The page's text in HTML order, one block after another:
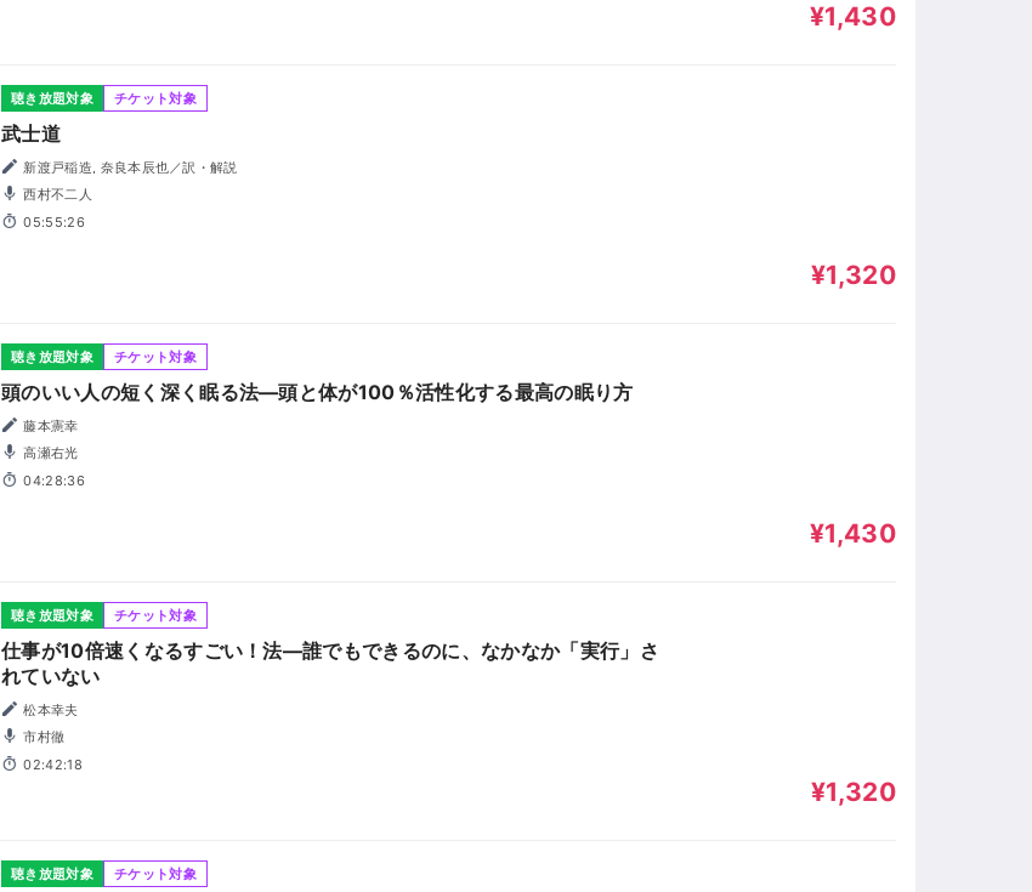
¥1,430
聴き放題対象 チケット対象
武士道
新渡戸稲造, 奈良本辰也／訳・解説
西村不二人
05:55:26
¥1,320
聴き放題対象 チケット対象
頭のいい人の短く深く眠る法―頭と体が100％活性化する最高の眠り方
藤本憲幸
高瀬右光
04:28:36
¥1,430
聴き放題対象 チケット対象
仕事が10倍速くなるすごい！法―誰でもできるのに、なかなか「実行」さ
れていない
松本幸夫
市村徹
02:42:18
¥1,320
聴き放題対象 チケット対象